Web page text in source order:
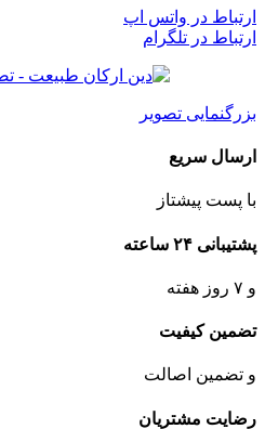
ارتباط در واتس اپ
ارتباط در تلگرام
بزرگنمایی تصویر
ارسال سریع
با پست پیشتاز
پشتیبانی ۲۴ ساعته
و ۷ روز هفته
تضمین کیفیت
و تضمین اصالت
رضایت مشتریان